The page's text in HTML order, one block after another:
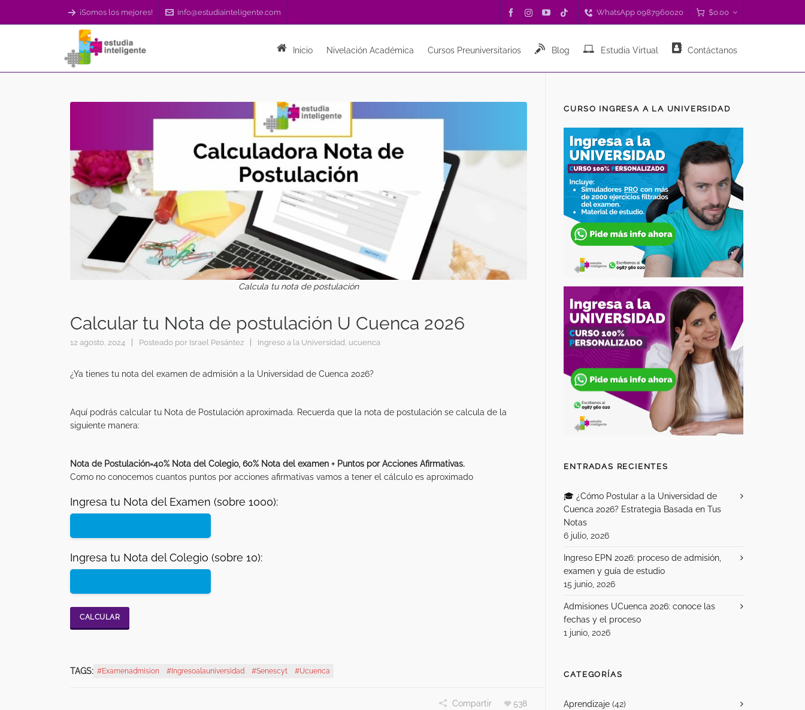
¡Somos los mejores! info@estudiainteligente.com WhatsApp 0987960020 $0.00
Inicio Nivelación Académica Cursos Preuniversitarios Blog Estudia Virtual Contáctanos
Calcula tu nota de postulación
Calcular tu Nota de postulación U Cuenca 2026
12 agosto, 2024 Posteado por Israel Pesántez Ingreso a la Universidad ucuenca
¿Ya tienes tu nota del examen de admisión a la Universidad de Cuenca 2026?
Aquí podrás calcular tu Nota de Postulación aproximada. Recuerda que la nota de postulación se calcula de la
siguiente manera:
Nota de Postulación=40% Nota del Colegio, 60% Nota del examen + Puntos por Acciones Afirmativas.
Como no conocemos cuantos puntos por acciones afirmativas vamos a tener el cálculo es aproximado
Ingresa tu Nota del Examen (sobre 1000):
Ingresa tu Nota del Colegio (sobre 10):
TAGS: #examenadmision #ingresoalauniversidad #senescyt #ucuenca
Compartir 538
CURSO INGRESA A LA UNIVERSIDAD
ENTRADAS RECIENTES
🎓 ¿Cómo Postular a la Universidad de
Cuenca 2026? Estrategia Basada en Tus
Notas
6 julio, 2026
Ingreso EPN 2026: proceso de admisión,
examen y guía de estudio
15 junio, 2026
Admisiones UCuenca 2026: conoce las
fechas y el proceso
1 junio, 2026
CATEGORÍAS
Aprendizaje (42)